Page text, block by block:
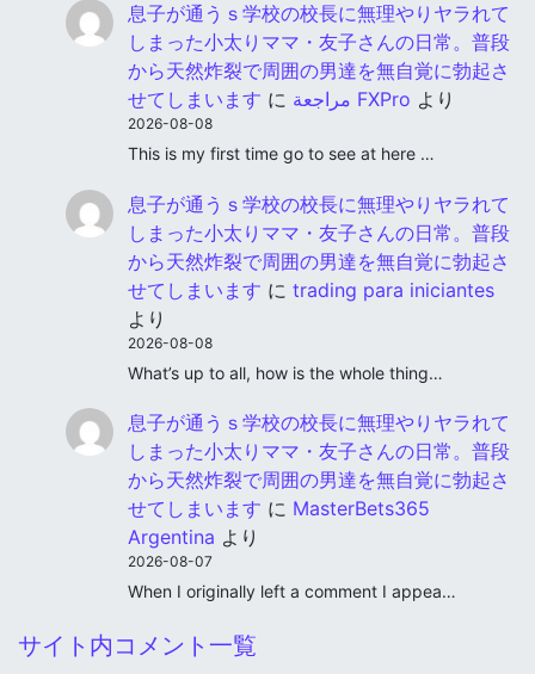
息子が通うｓ学校の校長に無理やりヤラれて
しまった小太りママ・友子さんの日常。普段
から天然炸裂で周囲の男達を無自覚に勃起さ
せてしまいます に مراجعة FXPro より
2026-08-08
This is my first time go to see at here …
息子が通うｓ学校の校長に無理やりヤラれて
しまった小太りママ・友子さんの日常。普段
から天然炸裂で周囲の男達を無自覚に勃起さ
せてしまいます に trading para iniciantes
より
2026-08-08
What’s up to all, how is the whole thing…
息子が通うｓ学校の校長に無理やりヤラれて
しまった小太りママ・友子さんの日常。普段
から天然炸裂で周囲の男達を無自覚に勃起さ
せてしまいます に MasterBets365
Argentina より
2026-08-07
When I originally left a comment I appea…
サイト内コメント一覧